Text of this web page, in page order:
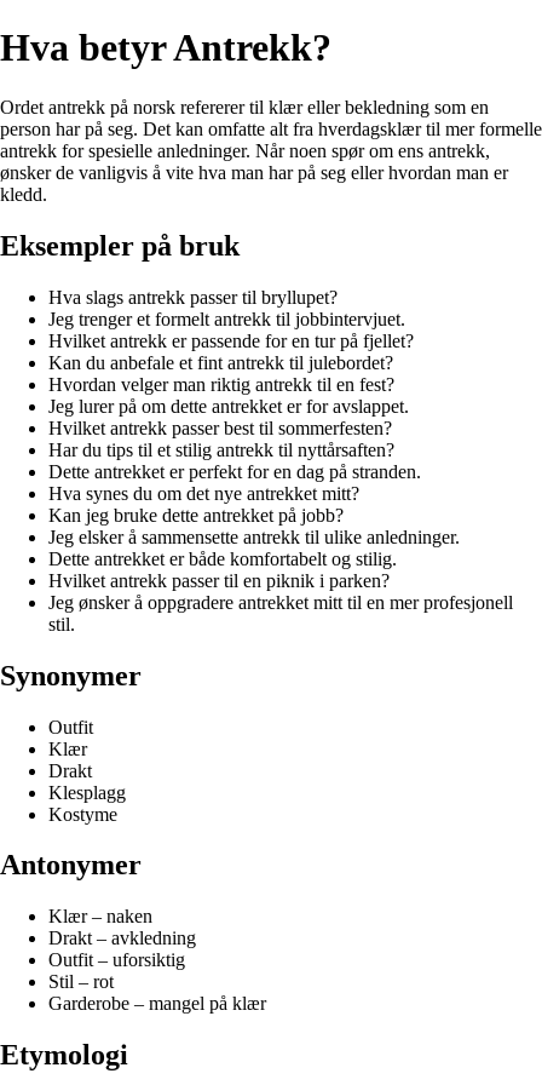
Hva betyr Antrekk?
Ordet antrekk på norsk refererer til klær eller bekledning som en
person har på seg. Det kan omfatte alt fra hverdagsklær til mer formelle
antrekk for spesielle anledninger. Når noen spør om ens antrekk,
ønsker de vanligvis å vite hva man har på seg eller hvordan man er
kledd.
Eksempler på bruk
Hva slags antrekk passer til bryllupet?
Jeg trenger et formelt antrekk til jobbintervjuet.
Hvilket antrekk er passende for en tur på fjellet?
Kan du anbefale et fint antrekk til julebordet?
Hvordan velger man riktig antrekk til en fest?
Jeg lurer på om dette antrekket er for avslappet.
Hvilket antrekk passer best til sommerfesten?
Har du tips til et stilig antrekk til nyttårsaften?
Dette antrekket er perfekt for en dag på stranden.
Hva synes du om det nye antrekket mitt?
Kan jeg bruke dette antrekket på jobb?
Jeg elsker å sammensette antrekk til ulike anledninger.
Dette antrekket er både komfortabelt og stilig.
Hvilket antrekk passer til en piknik i parken?
Jeg ønsker å oppgradere antrekket mitt til en mer profesjonell
stil.
Synonymer
Outfit
Klær
Drakt
Klesplagg
Kostyme
Antonymer
Klær – naken
Drakt – avkledning
Outfit – uforsiktig
Stil – rot
Garderobe – mangel på klær
Etymologi